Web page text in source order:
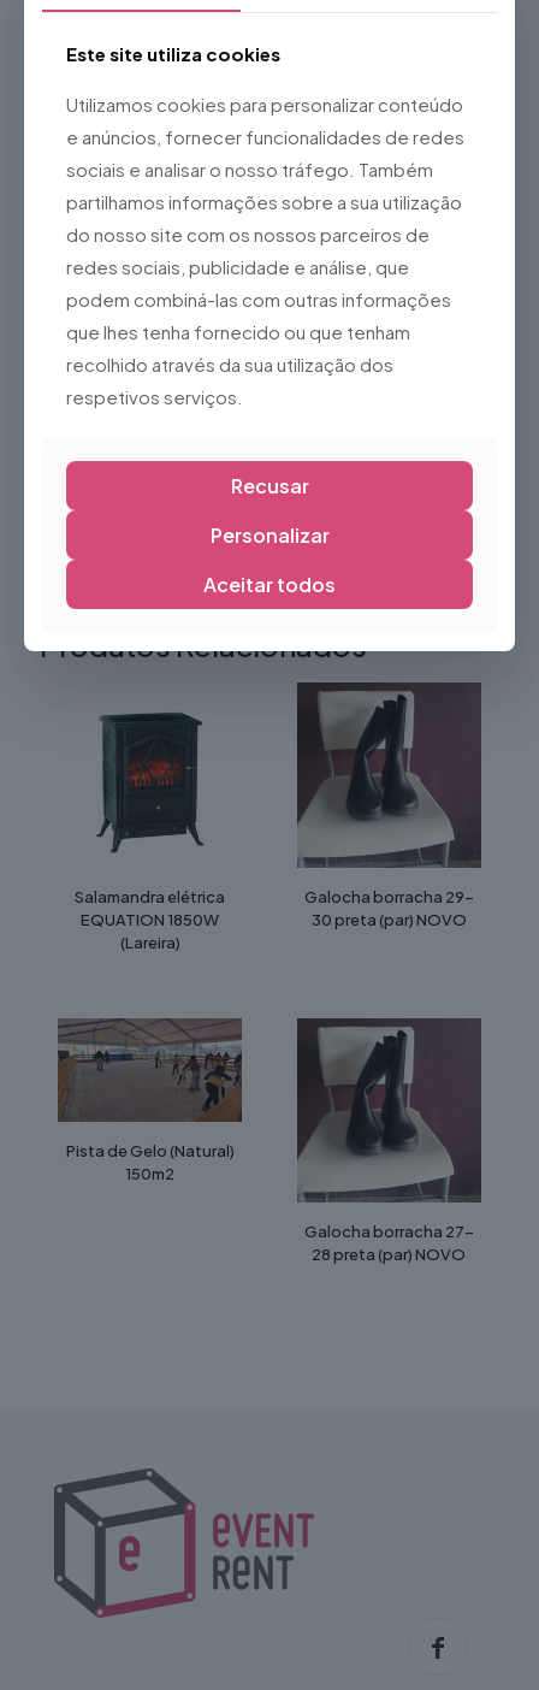
Altura de corte regulável em3 posições (25 a 55 mm)
Chassis em polipropileno resistente
Sistema de descarga traseira ou recolha no cesto
Guiador dobrável para facilitar o transporte e
armazenamento
Funcionamento silencioso e de baixa manutenção
Ideal para:
combina simplicidade, fiabilidade e
um excelente desempenho, tornando-se uma ótima opção
para manter o seu jardim sempre bem tratado.
Produtos Relacionados
Salamandra elétrica
EQUATION 1850W
(Lareira)
Galocha borracha 29-
30 preta (par) NOVO
Pista de Gelo (Natural)
150m2
Galocha borracha 27-
28 preta (par) NOVO
Este site utiliza cookies
Utilizamos cookies para personalizar conteúdo
e anúncios, fornecer funcionalidades de redes
sociais e analisar o nosso tráfego. Também
partilhamos informações sobre a sua utilização
do nosso site com os nossos parceiros de
redes sociais, publicidade e análise, que
podem combiná-las com outras informações
que lhes tenha fornecido ou que tenham
recolhido através da sua utilização dos
respetivos serviços.
Recusar
Personalizar
Aceitar todos